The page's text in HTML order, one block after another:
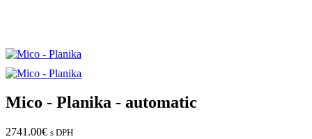
Mico - Planika - automatic
2741.00€ s DPH